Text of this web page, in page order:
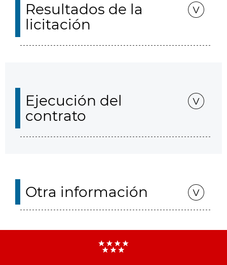
Resultados de la
licitación
Ejecución del
contrato
Otra información